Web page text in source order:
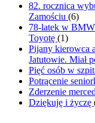
82. rocznica
Zamościu (6)
78-latek w BMW
Toyotę (1)
Pijany kierowca
Jatutowie. Miał
Pięć osób w
Potrącenie
Zderzenie
Dziękuję i życzę